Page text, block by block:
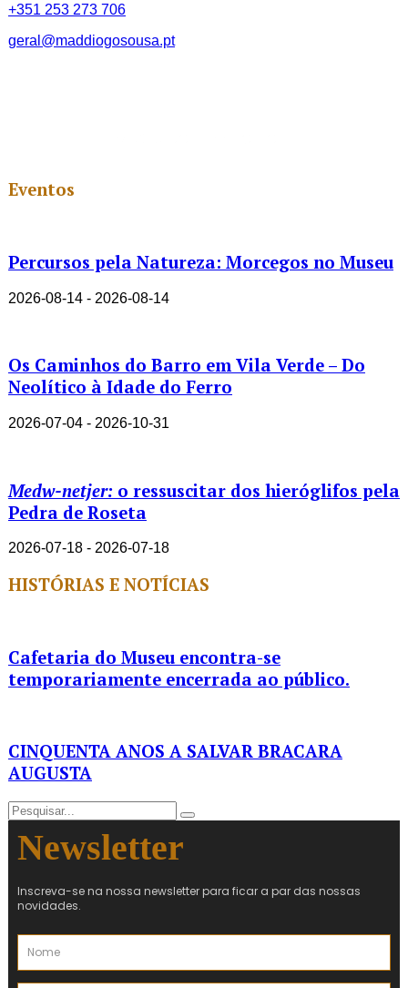
+351 253 273 706
geral@maddiogosousa.pt
Eventos
Percursos pela Natureza: Morcegos no Museu
2026-08-14 - 2026-08-14
Os Caminhos do Barro em Vila Verde – Do
Neolítico à Idade do Ferro
2026-07-04 - 2026-10-31
Medw-netjer: o ressuscitar dos hieróglifos pela
Pedra de Roseta
2026-07-18 - 2026-07-18
HISTÓRIAS E NOTÍCIAS
Cafetaria do Museu encontra-se
temporariamente encerrada ao público.
CINQUENTA ANOS A SALVAR BRACARA
AUGUSTA